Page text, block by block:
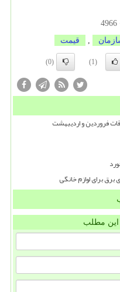
4966
قیمت
(1)
(0)
فروردین و اردیبهشت
برق برای لوازم خانگی
این مطلب